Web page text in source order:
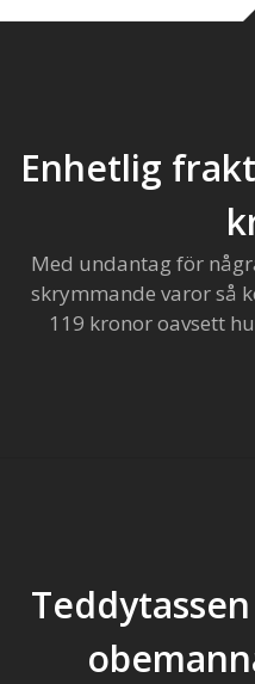
Enhetlig
Med undantag för
skrymmande varor så
119 kronor oavsett